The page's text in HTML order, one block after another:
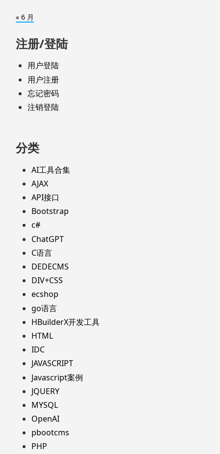
« 6 月
注册/登陆
用户登陆
用户注册
忘记密码
注销登陆
分类
AI工具合集
AJAX
API接口
Bootstrap
c#
ChatGPT
C语言
DEDECMS
DIV+CSS
ecshop
go语言
HBuilderX开发工具
HTML
IDC
JAVASCRIPT
Javascript案例
JQUERY
MYSQL
OpenAI
pbootcms
PHP